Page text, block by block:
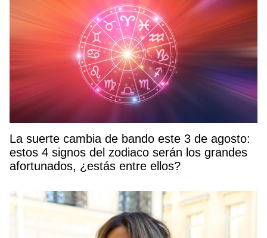
La suerte cambia de bando este 3 de agosto:
estos 4 signos del zodiaco serán los grandes
afortunados, ¿estás entre ellos?